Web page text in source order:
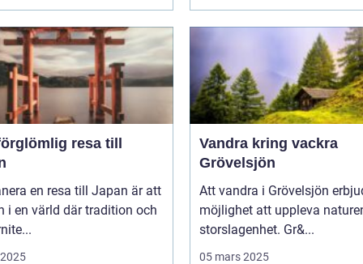
resa till
en resa till Japan är att
i en värld där tradition och
Vandra kring vackra
Grövelsjön
Att vandra i Grövelsjön
möjlighet att uppleva
storslagenhet. Gr&...
05 mars 2025